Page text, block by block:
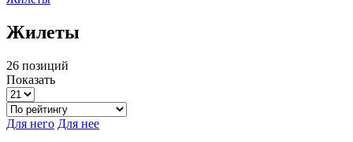
Жилеты
26 позиций
Показать
Для него Для нее